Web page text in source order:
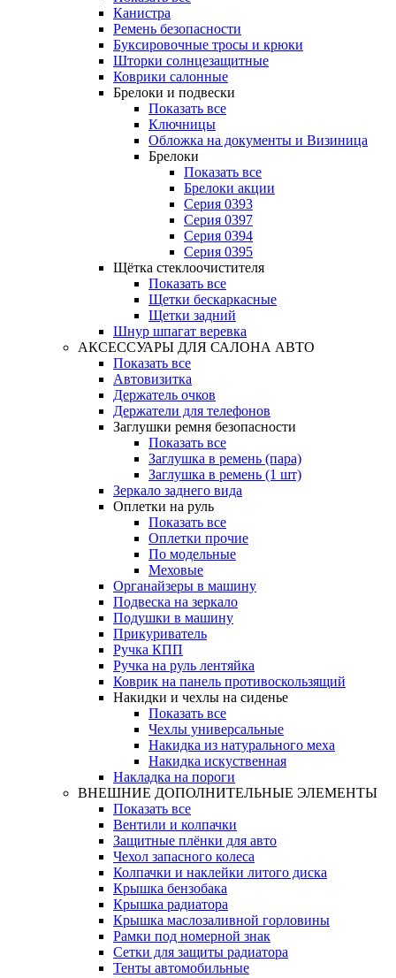
Канистра
Ремень безопасности
Буксировочные тросы и крюки
Шторки солнцезащитные
Коврики салонные
Брелоки и подвески
Показать все
Ключницы
Обложка на документы и Визиница
Брелоки
Показать все
Брелоки акции
Серия 0393
Серия 0397
Серия 0394
Серия 0395
Щётка стеклоочистителя
Показать все
Щетки бескаркасные
Щетки задний
Шнур шпагат веревка
АКСЕССУАРЫ ДЛЯ САЛОНА АВТО
Показать все
Автовизитка
Держатель очков
Держатели для телефонов
Заглушки ремня безопасности
Показать все
Заглушка в ремень (пара)
Заглушка в ремень (1 шт)
Зеркало заднего вида
Оплетки на руль
Показать все
Оплетки прочиe
По модельные
Меховые
Органайзеры в машину
Подвеска на зеркало
Подушки в машину
Прикуриватель
Ручка КПП
Ручка на руль лентяйка
Коврик на панель противоскользящий
Накидки и чехлы на сиденье
Показать все
Чехлы универсальные
Накидка из натурального меха
Накидка искуственная
Накладка на пороги
ВНЕШНИЕ ДОПОЛНИТЕЛЬНЫЕ ЭЛЕМЕНТЫ
Показать все
Вентили и колпачки
Защитные плёнки для авто
Чехол запасного колеса
Колпачки и наклейки литого диска
Крышка бензобака
Крышка радиатора
Крышка маслозаливной горловины
Рамки под номерной знак
Сетки для защиты радиатора
Тенты автомобильные